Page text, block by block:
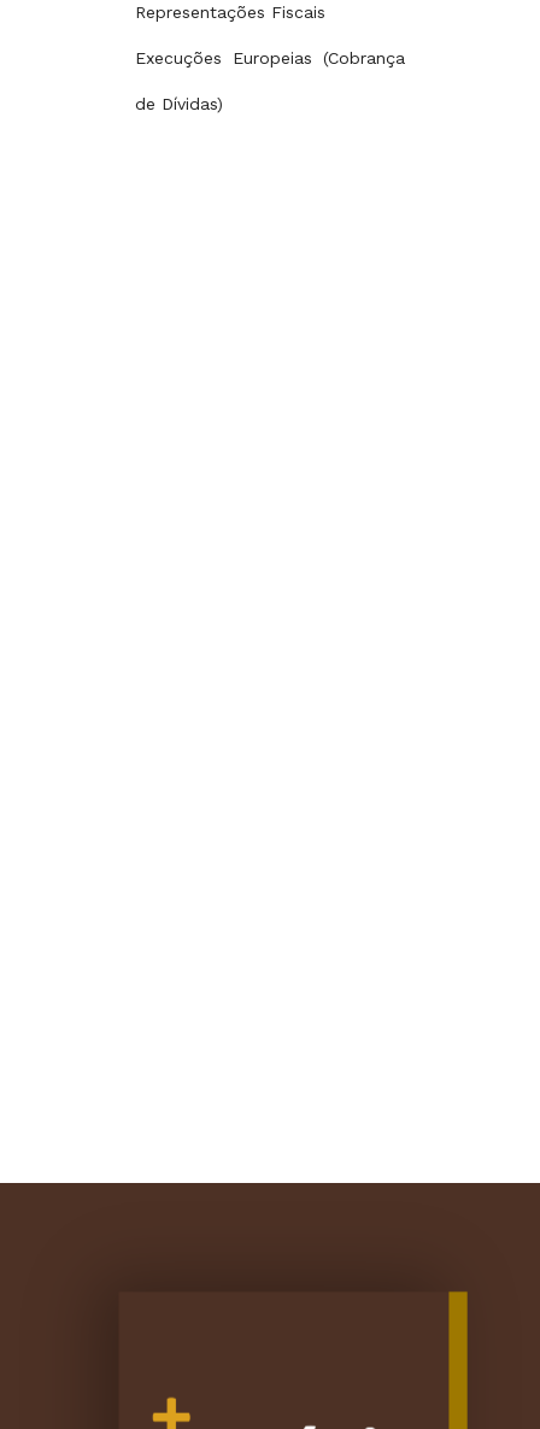
Representações Fiscais
Execuções Europeias (Cobrança
de Dívidas)